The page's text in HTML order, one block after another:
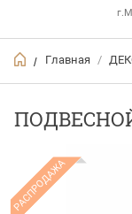
/ Главная /
РАСПРОДАЖА